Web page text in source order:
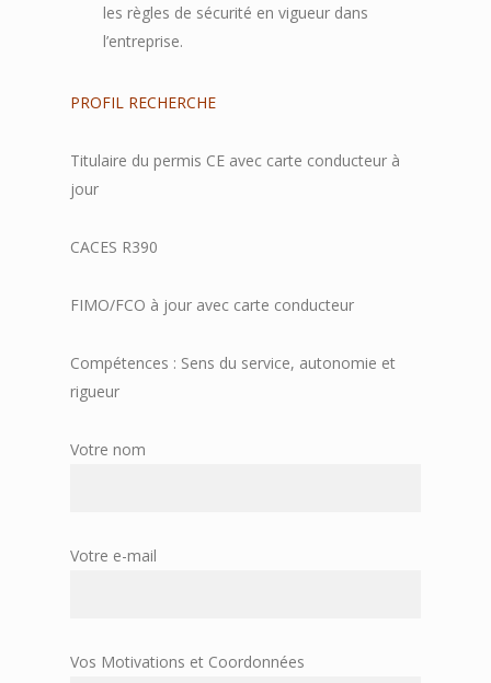
les règles de sécurité en vigueur dans
l’entreprise.
PROFIL RECHERCHE
Titulaire du permis CE avec carte conducteur à
jour
CACES R390
FIMO/FCO à jour avec carte conducteur
Compétences : Sens du service, autonomie et
rigueur
Votre nom
Votre e-mail
Vos Motivations et Coordonnées